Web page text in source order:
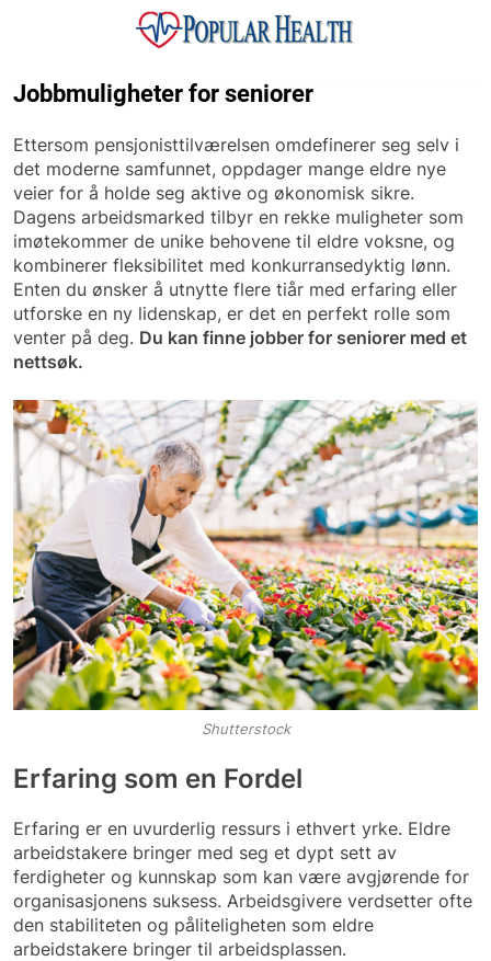
Popular Health
Jobbmuligheter for seniorer
Ettersom pensjonisttilværelsen omdefinerer seg selv i
det moderne samfunnet, oppdager mange eldre nye
veier for å holde seg aktive og økonomisk sikre.
Dagens arbeidsmarked tilbyr en rekke muligheter som
imøtekommer de unike behovene til eldre voksne, og
kombinerer fleksibilitet med konkurransedyktig lønn.
Enten du ønsker å utnytte flere tiår med erfaring eller
utforske en ny lidenskap, er det en perfekt rolle som
venter på deg. Du kan finne jobber for seniorer med et
nettsøk.
Shutterstock
Erfaring som en Fordel
Erfaring er en uvurderlig ressurs i ethvert yrke. Eldre
arbeidstakere bringer med seg et dypt sett av
ferdigheter og kunnskap som kan være avgjørende for
organisasjonens suksess. Arbeidsgivere verdsetter ofte
den stabiliteten og påliteligheten som eldre
arbeidstakere bringer til arbeidsplassen.